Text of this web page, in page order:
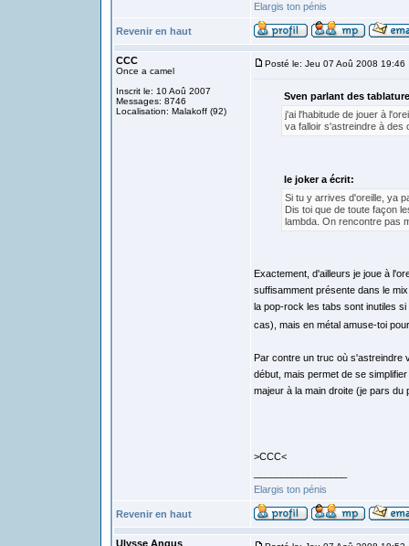
Elargis ton pénis
Revenir en haut
CCC
Once a camel
Inscrit le: 10 Aoû 2007
Messages: 8746
Localisation: Malakoff (92)
Posté le: Jeu 07 Aoû 2008 19:46
Sven parlant des
j'ai l'habitude de jouer à
va falloir s'astreindre à
le joker a écrit:
Si tu y arrives d'oreille, ya
Dis toi que de toute façon
lambda. On rencontre pas
Exactement, d'ailleurs je joue à
suffisamment présente dans le
la pop-rock les tabs sont inutiles
cas), mais en métal amuse-toi
Par contre un truc où s'astreindre
début, mais permet de se
majeur à la main droite (je pars
>CCC<
Elargis ton pénis
Revenir en haut
Ulysse Angus